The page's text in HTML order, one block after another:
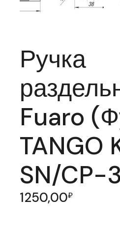
Ручка
Fuaro
TANGO
SN/CP-3
1250,00₽